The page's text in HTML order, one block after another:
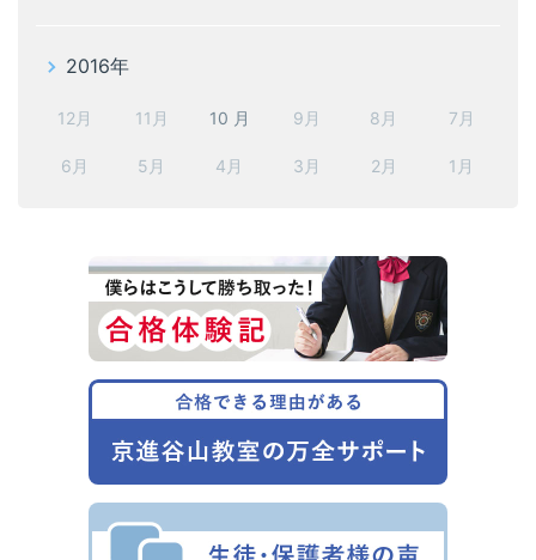
2016年
12月 11月 10 月 9月 8月 7月
6月 5月 4月 3月 2月 1月